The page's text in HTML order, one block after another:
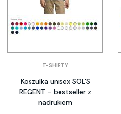
T-SHIRTY
Koszulka unisex SOL'S
REGENT – bestseller z
nadrukiem